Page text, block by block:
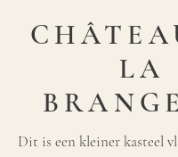
LA
Dit is een kleiner kasteel